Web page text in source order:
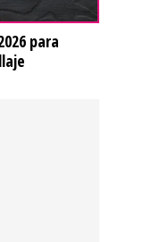
para